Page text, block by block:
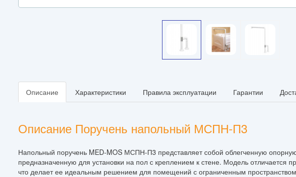
Описание Характеристики Правила эксплуатации Гарантии
Описание Поручень напольный МСПН-П3
Напольный поручень MED-MOS МСПН-П3 представляет собой облегченную
предназначенную для установки на пол с креплением к стене. Модель отличается
что делает ее идеальным решением для помещений с ограниченным